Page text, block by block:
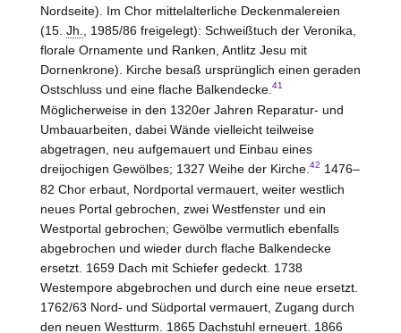
Nordseite). Im Chor mittelalterliche Deckenmalereien
(15. Jh.
, 1985/86 freigelegt): Schweißtuch der Veronika,
florale Ornamente und Ranken, Antlitz Jesu mit
Dornenkrone). Kirche besaß ursprünglich einen geraden
Ostschluss und eine flache Balkendecke. 41
Möglicherweise in den 1320er Jahren Reparatur- und
Umbauarbeiten, dabei Wände vielleicht teilweise
abgetragen, neu aufgemauert und Einbau eines
dreijochigen Gewölbes; 1327 Weihe der Kirche. 42 1476–
82 Chor erbaut, Nordportal vermauert, weiter westlich
neues Portal gebrochen, zwei Westfenster und ein
Westportal gebrochen; Gewölbe vermutlich ebenfalls
abgebrochen und wieder durch flache Balkendecke
ersetzt. 1659 Dach mit Schiefer gedeckt. 1738
Westempore abgebrochen und durch eine neue ersetzt.
1762/63 Nord- und Südportal vermauert, Zugang durch
den neuen Westturm. 1865 Dachstuhl erneuert. 1866